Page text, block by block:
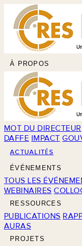
À PROPOS
MOT DU DIRECTEUR
DAFFE IMPACT
ACTUALITÉS
ÉVÉNEMENTS
TOUS LES
WEBINAIRES
RESSOURCES
PUBLICATIONS
AURAS
PROJETS